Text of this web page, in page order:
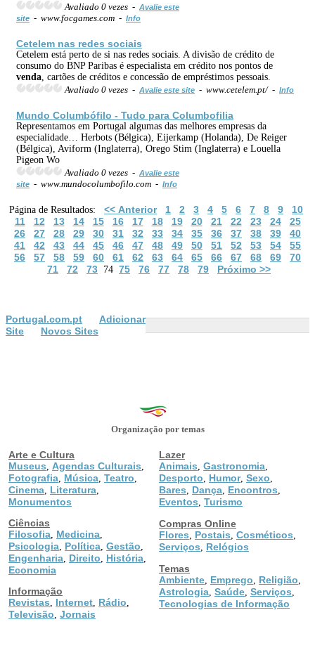
Avaliado 0 vezes - Avalie este
site - www.focgames.com - Info
Cetelem nas redes sociais
Cetelem está perto de si nas redes sociais. A divisão de crédito de
consumo do BNP Paribas é especialista em crédito nos pontos de
venda , cartões de créditos e concessão de empréstimos pessoais.
Avaliado 0 vezes - Avalie este site - www.cetelem.pt/ - Info
Mundo Columbófilo - Tudo para Columbofilia
Representamos em Portugal algumas das melhores empresas da
especialidade… Herbots (Bélgica), Eijerkamp (Holanda), De Reiger
(Bélgica), Aviform (Inglaterra), Orego Stim (Inglaterra) e Louella
Pigeon Wo
Avaliado 0 vezes - Avalie este
site - www.mundocolumbofilo.com - Info
Página de Resultados: << Anterior 1 2 3 4 5 6 7 8 9
10
11
12 13 14 15 16 17 18 19 20 21 22 23 24
25
26
27 28 29 30 31 32 33 34 35 36 37 38 39
40
41
42 43 44 45 46 47 48 49 50 51 52 53 54
55
56
57 58 59 60 61 62 63 64 65 66 67 68 69
70
71
72 73 74 75 76 77 78 79 Próximo >>
Portugal.com.pt
Adicionar
Site
Novos Sites
Organização por temas
Arte e Cultura
Museus
Agendas Culturais
Fotografia Música Teatro
Cinema Literatura
Monumentos
Ciências
Filosofia Medicina
Psicologia Política Gestão
Engenharia Direito História
Economia
Informação
Revistas
Internet Rádio
Televisão Jornais
Lazer
Animais Gastronomia
Desporto Humor, Sexo
Bares Dança Encontros
Eventos Turismo
Compras Online
Flores
Postais Cosméticos
Serviços
Relógios
Temas
Ambiente Emprego Religião
Astrologia Saúde Serviços
Tecnologias de Informação